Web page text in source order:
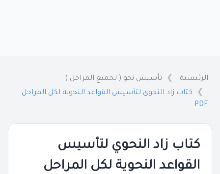
الرئيسية
تأسيس نحو ( لجميع المراحل )
كتاب زاد النحوي لتأسيس القواعد النحوية لكل المراحل
PDF
كتاب زاد النحوي لتأسيس
القواعد النحوية لكل المراحل